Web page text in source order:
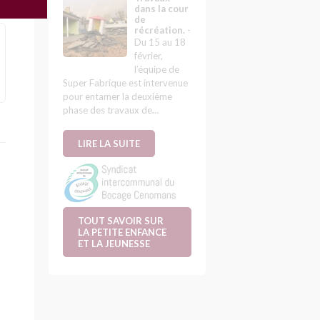
dans la cour
de
récréation. -
Du 15 au 18
février,
l’équipe de
Super Fabrique est intervenue
pour entamer la deuxième
phase des travaux de…
LIRE LA SUITE
TOUT SAVOIR SUR
LA PETITE ENFANCE
ET LA JEUNESSE